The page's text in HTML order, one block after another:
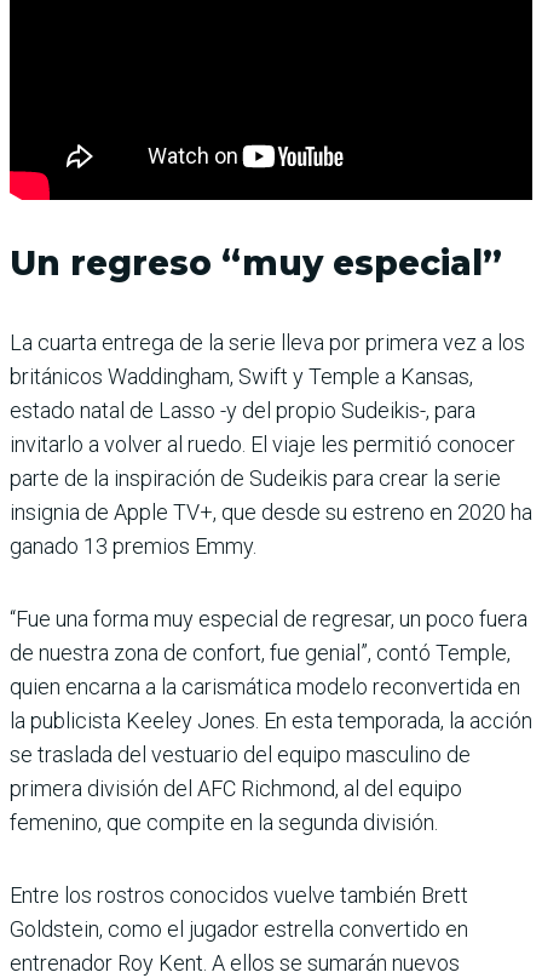
Un regreso “muy especial”
La cuarta entrega de la serie lleva por primera vez a los
británicos Waddingham, Swift y Temple a Kansas,
estado natal de Lasso -y del propio Sudeikis-, para
invitarlo a volver al ruedo. El viaje les permitió conocer
parte de la inspiración de Sudeikis para crear la serie
insignia de Apple TV+, que desde su estreno en 2020 ha
ganado 13 premios Emmy.
“Fue una forma muy especial de regresar, un poco fuera
de nuestra zona de confort, fue genial”, contó Temple,
quien encarna a la carismática modelo reconvertida en
la publicista Keeley Jones. En esta temporada, la acción
se traslada del vestuario del equipo masculino de
primera división del AFC Richmond, al del equipo
femenino, que compite en la segunda división.
Entre los rostros conocidos vuelve también Brett
Goldstein, como el jugador estrella convertido en
entrenador Roy Kent. A ellos se sumarán nuevos